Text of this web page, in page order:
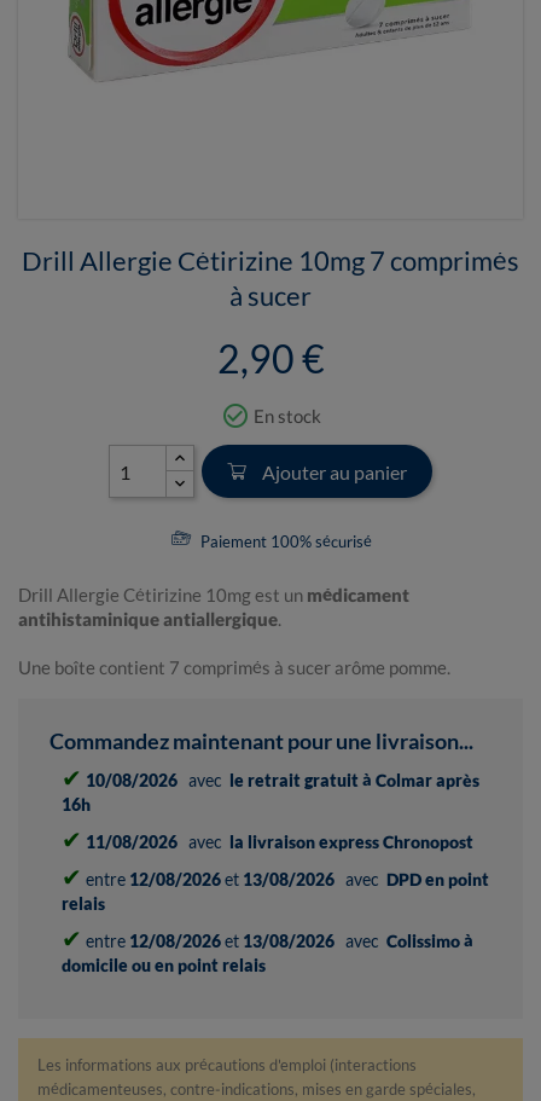
Drill Allergie Cétirizine 10mg 7 comprimés
à sucer
2,90 €
check_circle_outline En stock
Ajouter au panier
Paiement 100% sécurisé
Drill Allergie Cétirizine 10mg est un médicament
antihistaminique antiallergique.
Une boîte contient 7 comprimés à sucer arôme pomme.
Commandez maintenant pour une livraison...
✔ 10/08/2026 avec le retrait gratuit à Colmar après
16h
✔ 11/08/2026 avec la livraison express Chronopost
✔ entre 12/08/2026et 13/08/2026 avec DPD en point
relais
✔ entre 12/08/2026et 13/08/2026 avec Colissimo à
domicile ou en point relais
Les informations aux précautions d'emploi (interactions
médicamenteuses, contre-indications, mises en garde spéciales,